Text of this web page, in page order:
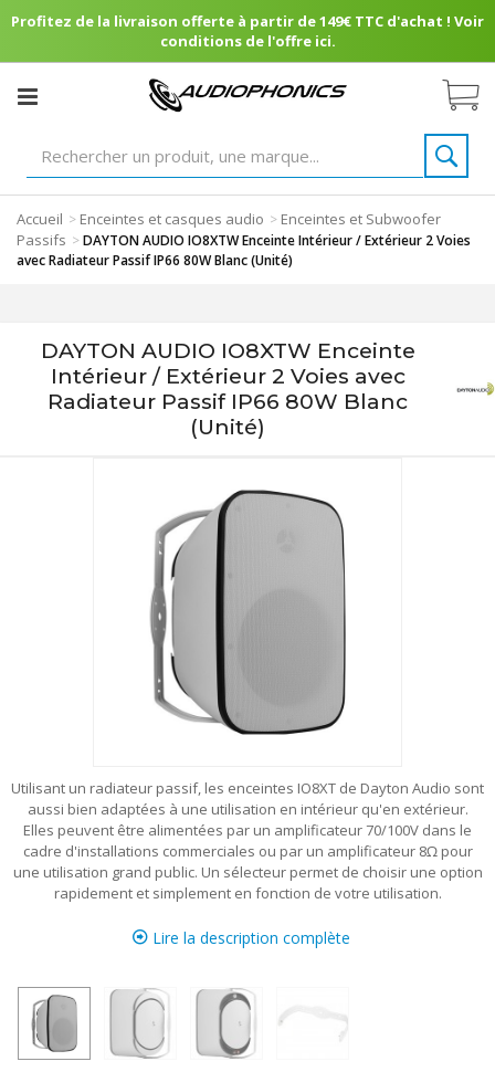
Profitez de la livraison offerte à partir de 149€ TTC d'achat ! Voir
conditions de l'offre ici.
Accueil > Enceintes et casques audio > Enceintes et Subwoofer
Passifs >DAYTON AUDIO IO8XTW Enceinte Intérieur / Extérieur 2 Voies
avec Radiateur Passif IP66 80W Blanc (Unité)
DAYTON AUDIO IO8XTW Enceinte
Intérieur / Extérieur 2 Voies avec
Radiateur Passif IP66 80W Blanc
(Unité)
Utilisant un radiateur passif, les enceintes IO8XT de Dayton Audio sont
aussi bien adaptées à une utilisation en intérieur qu'en extérieur.
Elles peuvent être alimentées par un amplificateur 70/100V dans le
cadre d'installations commerciales ou par un amplificateur 8Ω pour
une utilisation grand public. Un sélecteur permet de choisir une option
rapidement et simplement en fonction de votre utilisation.
Lire la description complète